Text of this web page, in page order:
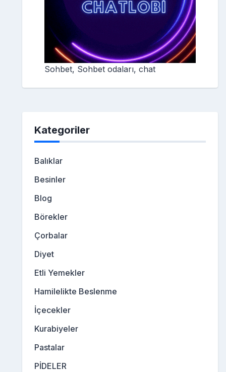
Sohbet, Sohbet odaları, chat
Kategoriler
Balıklar
Besinler
Blog
Börekler
Çorbalar
Diyet
Etli Yemekler
Hamilelikte Beslenme
İçecekler
Kurabiyeler
Pastalar
PİDELER